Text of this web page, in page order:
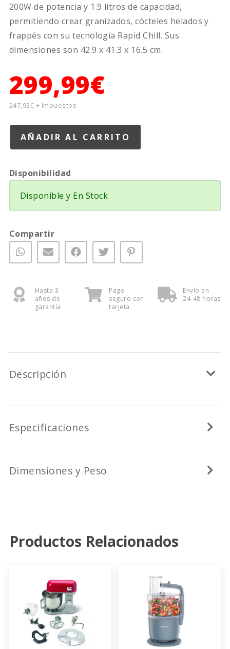
200W de potencia y 1.9 litros de capacidad,
permitiendo crear granizados, cócteles helados y
frappés con su tecnología Rapid Chill. Sus
dimensiones son 42.9 x 41.3 x 16.5 cm.
299,99€
247,93€ + Impuestos
Disponibilidad
Disponible y En Stock
Compartir
Hasta 3
años de
garantía
Pago
seguro con
tarjeta
Envío en
24-48 horas
Descripción
Especificaciones
Dimensiones y Peso
Productos Relacionados